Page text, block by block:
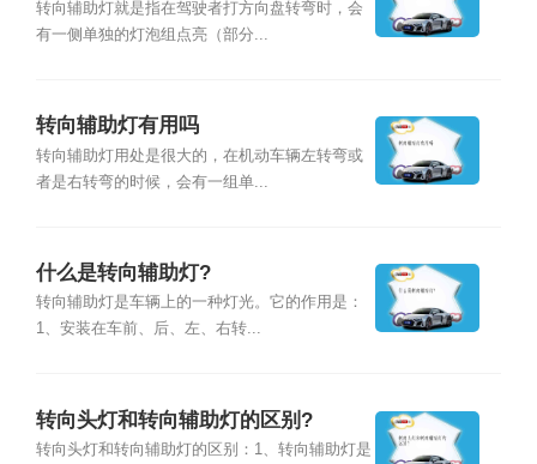
转向辅助灯就是指在驾驶者打方向盘转弯时，会
有一侧单独的灯泡组点亮（部分...
转向辅助灯有用吗
转向辅助灯用处是很大的，在机动车辆左转弯或
者是右转弯的时候，会有一组单...
什么是转向辅助灯?
转向辅助灯是车辆上的一种灯光。它的作用是：
1、安装在车前、后、左、右转...
转向头灯和转向辅助灯的区别?
转向头灯和转向辅助灯的区别：1、转向辅助灯是